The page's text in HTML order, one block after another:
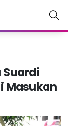
Suardi
Masukan